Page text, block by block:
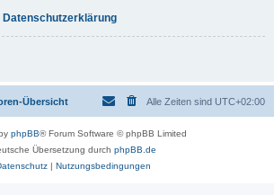
Datenschutzerklärung
Übersicht Alle Zeiten sind UTC+02:00
phpBB® Forum Software © phpBB Limited
Übersetzung durch phpBB.de
| Nutzungsbedingungen